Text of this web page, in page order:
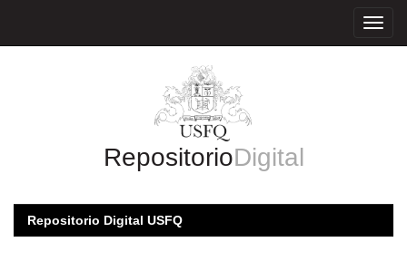
RepositorioDigital
Repositorio Digital USFQ